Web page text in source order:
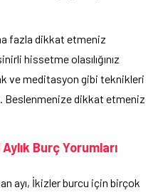
fazla dikkat etmeniz
hissetme olasılığınız
ve meditasyon gibi teknikleri
dikkat etmeniz
Burç Yorumları
ayı, İkizler burcu için birçok